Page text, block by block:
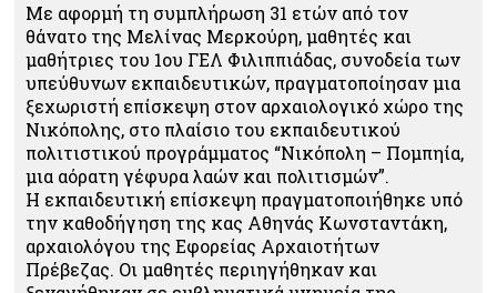
Με αφορμή τη συμπλήρωση 31 ετών από τον
θάνατο της Μελίνας Μερκούρη, μαθητές και
μαθήτριες του 1ου ΓΕΛ Φιλιππιάδας, συνοδεία των
υπεύθυνων εκπαιδευτικών, πραγματοποίησαν μια
ξεχωριστή επίσκεψη στον αρχαιολογικό χώρο της
Νικόπολης, στο πλαίσιο του εκπαιδευτικού
πολιτιστικού προγράμματος “Νικόπολη – Πομπηία,
μια αόρατη γέφυρα λαών και πολιτισμών”.
Η εκπαιδευτική επίσκεψη πραγματοποιήθηκε υπό
την καθοδήγηση της κας Αθηνάς Κωνσταντάκη,
αρχαιολόγου της Εφορείας Αρχαιοτήτων
Πρέβεζας. Οι μαθητές περιηγήθηκαν και